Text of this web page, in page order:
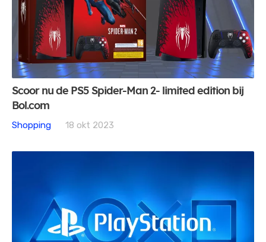
Scoor nu de PS5 Spider-Man 2- limited edition bij
Bol.com
Shopping
18 okt 2023